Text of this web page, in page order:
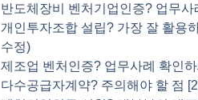
반도체장비 벤처기업인증? 업무사
개인투자조합 설립? 가장 잘 활용
수정)
제조업 벤처인증? 업무사례 확인
다수공급자계약? 주의해야 할 점